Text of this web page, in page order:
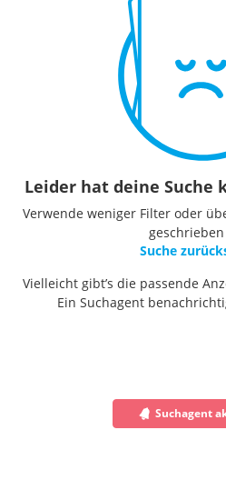
Leider hat deine Suche
Verwende weniger Filter oder
Suche
Vielleicht gibt’s die passende
Ein Suchagent
Suchagent